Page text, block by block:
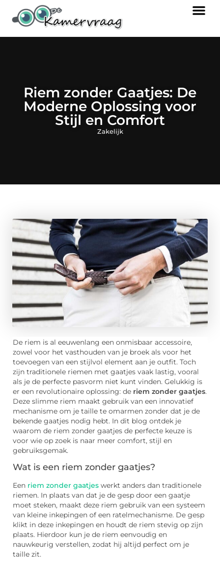
Riem zonder Gaatjes: De
Moderne Oplossing voor
Stijl en Comfort
Zakelijk
De riem is al eeuwenlang een onmisbaar accessoire,
zowel voor het vasthouden van je broek als voor het
toevoegen van een stijlvol element aan je outfit. Toch
zijn traditionele riemen met gaatjes vaak lastig, vooral
als je de perfecte pasvorm niet kunt vinden. Gelukkig is
er een revolutionaire oplossing: de riem zonder gaatjes.
Deze slimme riem maakt gebruik van een innovatief
mechanisme om je taille te omarmen zonder dat je de
bekende gaatjes nodig hebt. In dit blog ontdek je
waarom de riem zonder gaatjes de perfecte keuze is
voor wie op zoek is naar meer comfort, stijl en
gebruiksgemak.
Wat is een riem zonder gaatjes?
Een riem zonder gaatjes werkt anders dan traditionele
riemen. In plaats van dat je de gesp door een gaatje
moet steken, maakt deze riem gebruik van een systeem
van kleine inkepingen of een ratelmechanisme. De gesp
klikt in deze inkepingen en houdt de riem stevig op zijn
plaats. Hierdoor kun je de riem eenvoudig en
nauwkeurig verstellen, zodat hij altijd perfect om je
taille zit.